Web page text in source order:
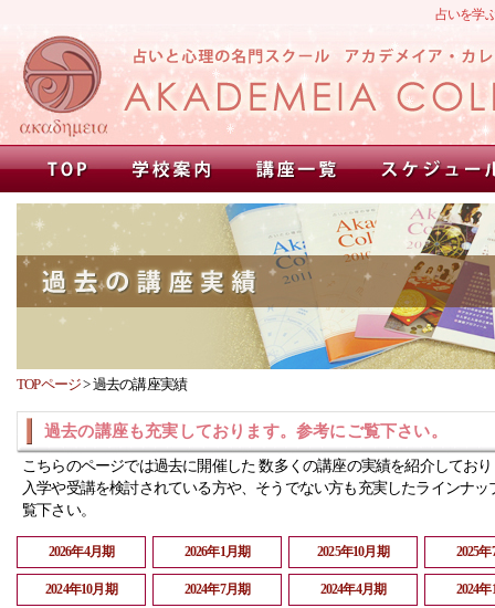
占いを学
TOPページ>過去の講座実績
過去の講座も充実しております。参考にご覧下さい。
こちらのページでは過去に開催した 数多くの講座の実績を紹介してお
入学や受講を検討されている方や、そうでない方も充実したラインナッ
覧下さい。
2026年4月期 2026年1月期 2025年10月期 2025
2024年10月期 2024年7月期 2024年4月期 2024